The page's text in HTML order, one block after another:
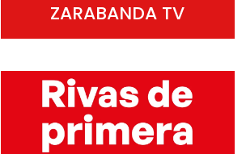
ZARABANDA TV